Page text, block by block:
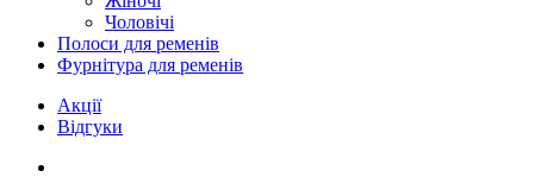
Чоловічі
Полоси для ременів
Фурнітура для ременів
Акції
Відгуки